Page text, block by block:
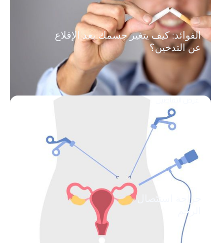
الفوائد: كيف يتغير جسمك بعد الإقلاع
عن التدخين؟
جراحة استئصال
الرحم